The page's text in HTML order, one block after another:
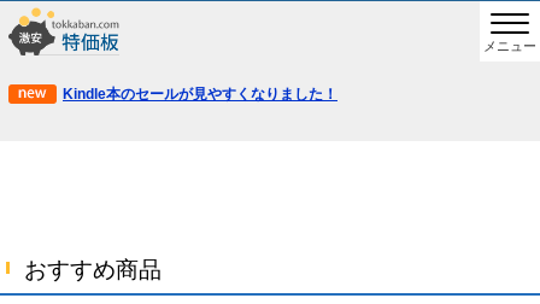
メニュー
Kindle本のセールが見やすくなりました！
おすすめ商品